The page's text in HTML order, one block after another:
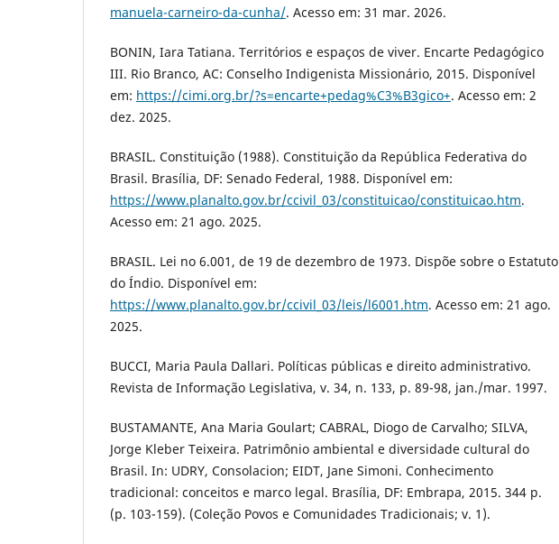
manuela-carneiro-da-cunha/. Acesso em: 31 mar. 2026.
BONIN, Iara Tatiana. Territórios e espaços de viver. Encarte Pedagógico
III. Rio Branco, AC: Conselho Indigenista Missionário, 2015. Disponível
em: https://cimi.org.br/?s=encarte+pedag%C3%B3gico+. Acesso em: 2
dez. 2025.
BRASIL. Constituição (1988). Constituição da República Federativa do
Brasil. Brasília, DF: Senado Federal, 1988. Disponível em:
https://www.planalto.gov.br/ccivil_03/constituicao/constituicao.htm.
Acesso em: 21 ago. 2025.
BRASIL. Lei no 6.001, de 19 de dezembro de 1973. Dispõe sobre o Estatuto
do Índio. Disponível em:
https://www.planalto.gov.br/ccivil_03/leis/l6001.htm. Acesso em: 21 ago.
2025.
BUCCI, Maria Paula Dallari. Políticas públicas e direito administrativo.
Revista de Informação Legislativa, v. 34, n. 133, p. 89-98, jan./mar. 1997.
BUSTAMANTE, Ana Maria Goulart; CABRAL, Diogo de Carvalho; SILVA,
Jorge Kleber Teixeira. Patrimônio ambiental e diversidade cultural do
Brasil. In: UDRY, Consolacion; EIDT, Jane Simoni. Conhecimento
tradicional: conceitos e marco legal. Brasília, DF: Embrapa, 2015. 344 p.
(p. 103-159). (Coleção Povos e Comunidades Tradicionais; v. 1).